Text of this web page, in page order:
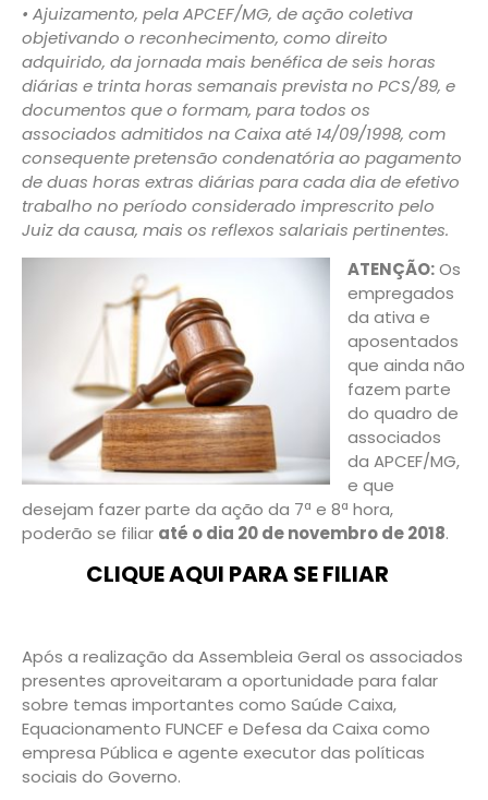
• Ajuizamento, pela APCEF/MG, de ação coletiva
objetivando o reconhecimento, como direito
adquirido, da jornada mais benéfica de seis horas
diárias e trinta horas semanais prevista no PCS/89, e
documentos que o formam, para todos os
associados admitidos na Caixa até 14/09/1998, com
consequente pretensão condenatória ao pagamento
de duas horas extras diárias para cada dia de efetivo
trabalho no período considerado imprescrito pelo
Juiz da causa, mais os reflexos salariais pertinentes.
ATENÇÃO:Os
empregados
da ativa e
aposentados
que ainda não
fazem parte
do quadro de
associados
da APCEF/MG,
e que
desejam fazer parte da ação da 7ª e 8ª hora,
poderão se filiar até o dia 20 de novembro de 2018.
CLIQUE AQUI PARA SE FILIAR
Após a realização da Assembleia Geral os associados
presentes aproveitaram a oportunidade para falar
sobre temas importantes como Saúde Caixa,
Equacionamento FUNCEF e Defesa da Caixa como
empresa Pública e agente executor das políticas
sociais do Governo.